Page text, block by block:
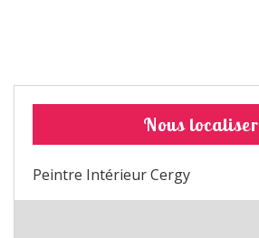
Nous localiser
Peintre Intérieur Cergy